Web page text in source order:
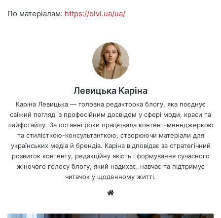
По матеріалам: https://olvi.ua/ua/
Левицька Каріна
Каріна Левицька — головна редакторка блогу, яка поєднує
свіжий погляд із професійним досвідом у сфері моди, краси та
лайфстайлу. За останні роки працювала контент-менеджеркою
та стилісткою-консультанткою, створюючи матеріали для
українських медіа й брендів. Каріна відповідає за стратегічний
розвиток контенту, редакційну якість і формування сучасного
жіночого голосу блогу, який надихає, навчає та підтримує
читачок у щоденному житті.